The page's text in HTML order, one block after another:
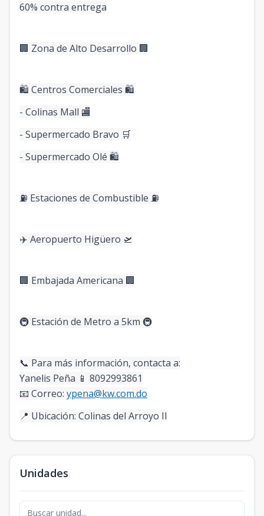
60% contra entrega
🏢 Zona de Alto Desarrollo 🏢
🛍️ Centros Comerciales 🛍️
- Colinas Mall 🏬
- Supermercado Bravo 🛒
- Supermercado Olé 🛍️
⛽ Estaciones de Combustible ⛽
✈️ Aeropuerto Higüero 🛫
🏢 Embajada Americana 🏢
🚇 Estación de Metro a 5km 🚇
📞 Para más información, contacta a:
Yanelis Peña 📱 8092993861
📧 Correo: ypena@kw.com.do
📍 Ubicación: Colinas del Arroyo II
Unidades